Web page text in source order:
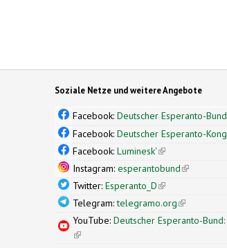
Soziale Netze und weitere Angebote
Facebook:Deutscher Esperanto-Bund
Facebook:Deutscher Esperanto-
Facebook:Luminesk'(link is external)
Instagram:esperantobund(link is
Twitter:Esperanto_D(link is external)
Telegram:telegramo.org(link is
YouTube:Deutscher Esperanto-
(link is external)